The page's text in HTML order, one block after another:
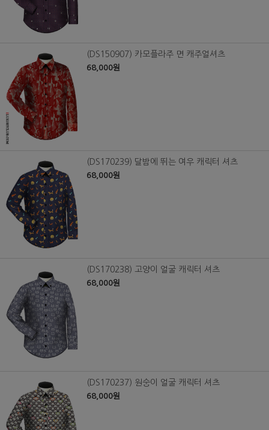
(DS150907) 카모플라주 면 캐주얼셔츠
68,000원
(DS170239) 달밤에 뛰는 여우 캐릭터 셔츠
68,000원
(DS170238) 고양이 얼굴 캐릭터 셔츠
68,000원
(DS170237) 원숭이 얼굴 캐릭터 셔츠
68,000원